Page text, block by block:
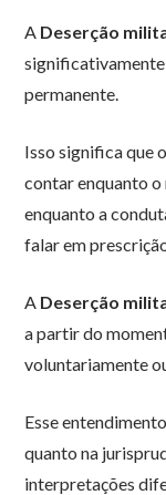
A Deserção
significativamente
permanente.
Isso significa que
contar enquanto o
enquanto a
falar em
A Deserção
a partir do
voluntariamente
Esse
quanto na
interpretações